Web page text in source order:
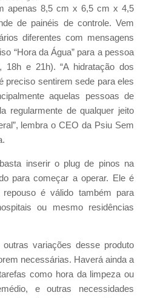
apenas 8,5 cm x 6,5 cm x 4,5
de painéis de controle. Vem
diferentes com mensagens
“Hora da Água” para a pessoa
18h e 21h). “A hidratação dos
preciso sentirem sede para eles
aquelas pessoas de
regularmente de qualquer jeito
lembra o CEO da Psiu Sem
inserir o plug de pinos na
para começar a operar. Ele é
é válido também para
ou mesmo residências
variações desse produto
necessárias. Haverá ainda a
como hora da limpeza ou
e outras necessidades